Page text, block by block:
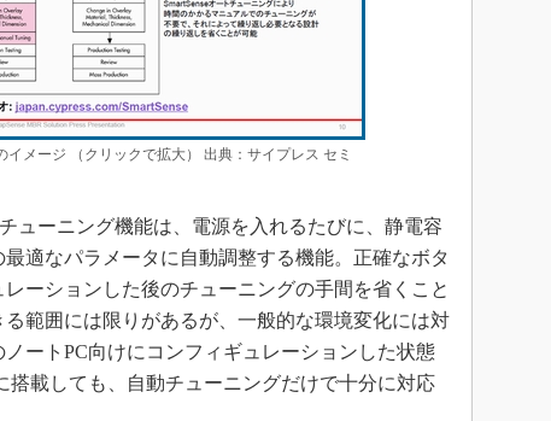
イメージ （クリックで拡大） 出典：サイプレス セミ
ューニング機能は、電源を入れるたびに、静電容
適なパラメータに自動調整する機能。正確なボタ
ーションした後のチューニングの手間を省くこと
範囲には限りがあるが、一般的な環境変化には対
ートPC向けにコンフィギュレーションした状態
搭載しても、自動チューニングだけで十分に対応